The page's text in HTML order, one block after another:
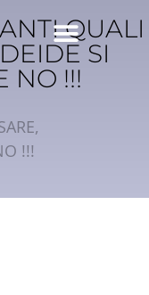
QUALI
SI
NO !!!
!!!